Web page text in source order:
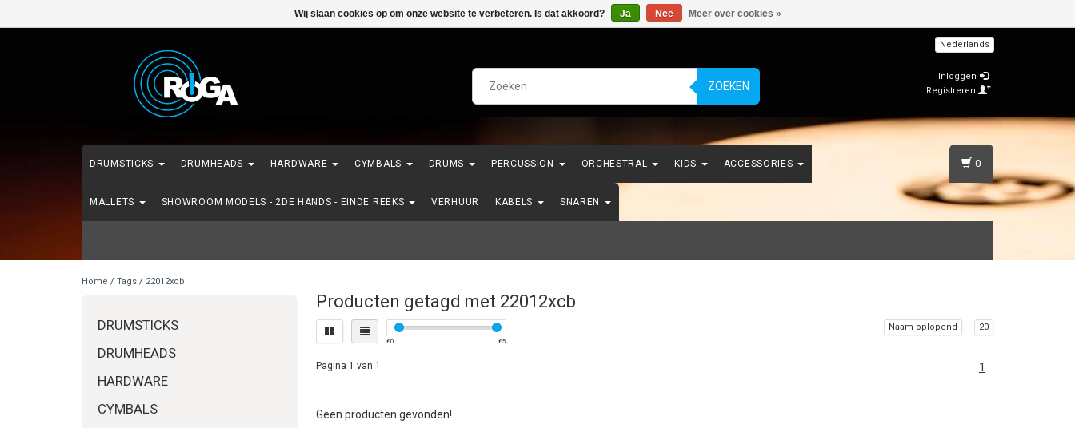
ZOEKEN
Nederlands
Inloggen
Registreren
DRUMSTICKS DRUMHEADS HARDWARE CYMBALS DRUMS PERCUSSION ORCHESTRAL KIDS ACCESSORIES
MALLETS SHOWROOM MODELS - 2DE HANDS - EINDE REEKS VERHUUR KABELS SNAREN
0
Home / Tags / 22012xcb
DRUMSTICKS
DRUMHEADS
HARDWARE
CYMBALS
Producten getagd met 22012xcb
€0 €5
Naam oplopend 20
Pagina 1 van 1 1
Geen producten gevonden!...
Wij slaan cookies op om onze website te verbeteren. Is dat akkoord? Ja Nee Meer over cookies »